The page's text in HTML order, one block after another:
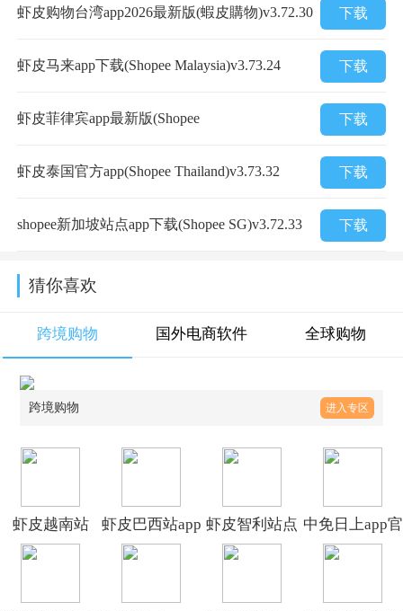
虾皮购物台湾app2026最新版(蝦皮購物)v3.72.30 下载
虾皮马来app下载(Shopee Malaysia)v3.73.24 下载
虾皮菲律宾app最新版(Shopee
Philippines)v3.72.30
下载
虾皮泰国官方app(Shopee Thailand)v3.73.32 下载
shopee新加坡站点app下载(Shopee SG)v3.72.33 下载
猜你喜欢
跨境购物 国外电商软件 全球购物
跨境购物 进入专区
虾皮越南站
app(Shopee
虾皮巴西站app
最新版(Shopee
虾皮智利站点
(shopee
中免日上app官
方下载正版